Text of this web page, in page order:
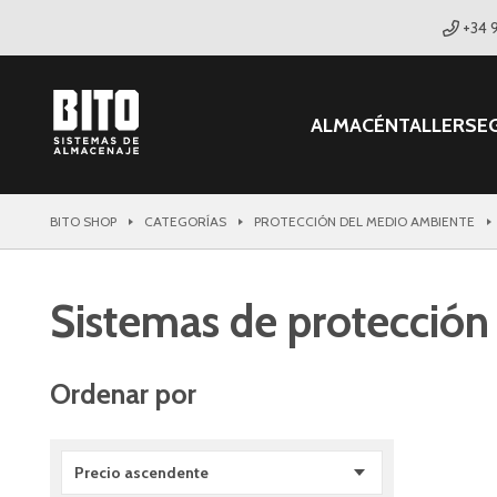
+34
ALMACÉNTALLER
BITO SHOP CATEGORÍAS PROTECCIÓN DEL MEDIO AMBIENTE
Sistemas de
Ordenar por
Precio ascendente